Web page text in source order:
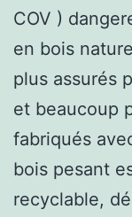
COV )
en bois
plus assurés
et beaucoup
fabriqués
bois pesant
recyclable,